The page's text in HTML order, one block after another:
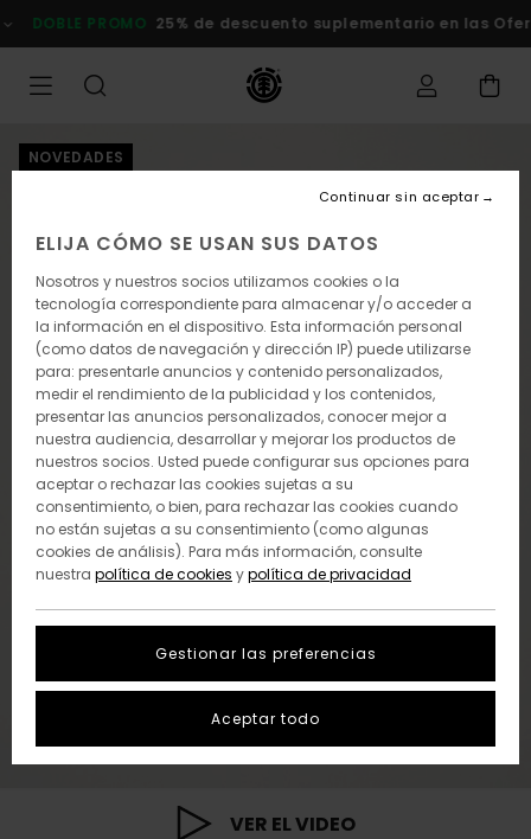
a
la
PROMO 25% de descuento suplementario en las Ofertas
NOVEDADES
VER EL VIDEO
ELIJA CÓMO SE USAN SUS DATOS
Nosotros y nuestros socios utilizamos cookies o la
tecnología correspondiente para almacenar y/o acceder a
la información en el dispositivo. Esta información personal
(como datos de navegación y dirección IP) puede utilizarse
para: presentarle anuncios y contenido personalizados,
medir el rendimiento de la publicidad y los contenidos,
presentar las anuncios personalizados, conocer mejor a
nuestra audiencia, desarrollar y mejorar los productos de
nuestros socios. Usted puede configurar sus opciones para
aceptar o rechazar las cookies sujetas a su
consentimiento, o bien, para rechazar las cookies cuando
no están sujetas a su consentimiento (como algunas
cookies de análisis). Para más información, consulte
nuestra política de cookies ypolítica de privacidad
Gestionar las preferencias
Continuar sin aceptar
Aceptar todo